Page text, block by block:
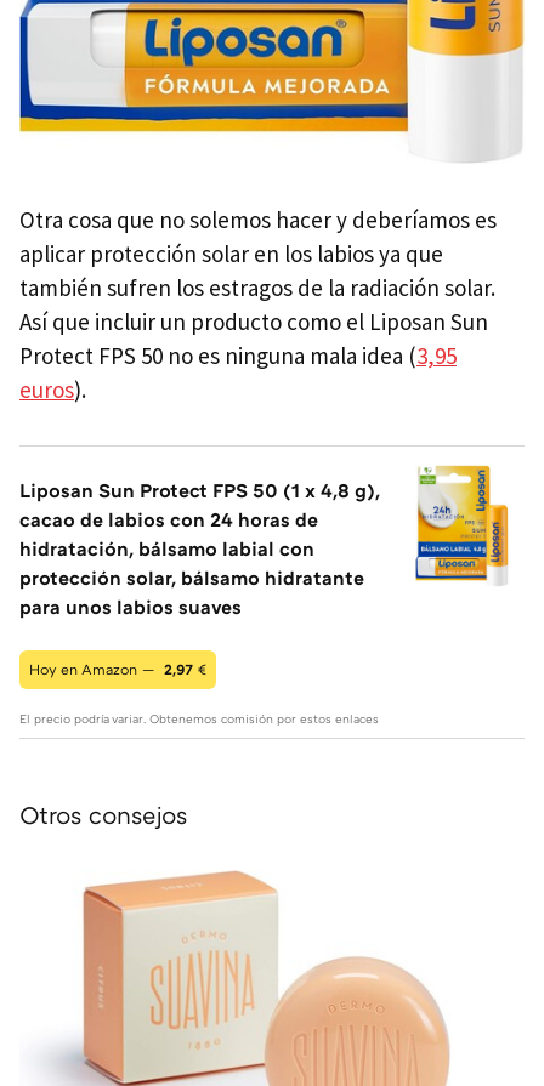
Otra cosa que no solemos hacer y deberíamos es
aplicar protección solar en los labios ya que
también sufren los estragos de la radiación solar.
Así que incluir un producto como el Liposan Sun
Protect FPS 50 no es ninguna mala idea (3,95
euros).
Liposan Sun Protect FPS 50 (1 x 4,8 g),
cacao de labios con 24 horas de
hidratación, bálsamo labial con
protección solar, bálsamo hidratante
para unos labios suaves
Hoy en Amazon — 2,97 €
El precio podría variar. Obtenemos comisión por estos enlaces
Otros consejos